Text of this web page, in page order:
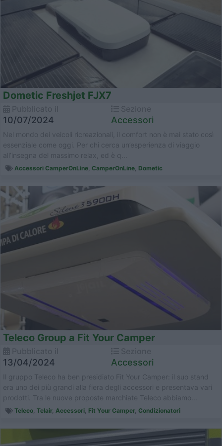
Dometic Freshjet FJX7
10/07/2024 Accessori
Nel mondo dei veicoli ricreazionali, il comfort non è mai stato così
essenziale come oggi. Per chi cerca un’esperienza di viaggio
all’insegna del massimo relax, ed è q...
Accessori CamperOnLine CamperOnLine Dometic
Teleco Group a Fit Your Camper
13/04/2024 Accessori
Il gruppo Teleco ha ben presidiato Fit Your Camper: il suo stand
era uno dei più grandi alla fiera degli accessori e presentava vari
prodotti. Tra le nuove proposte marchiate Teleco abbiamo...
Teleco Telair, Accessori Fit Your Camper, Condizionatori